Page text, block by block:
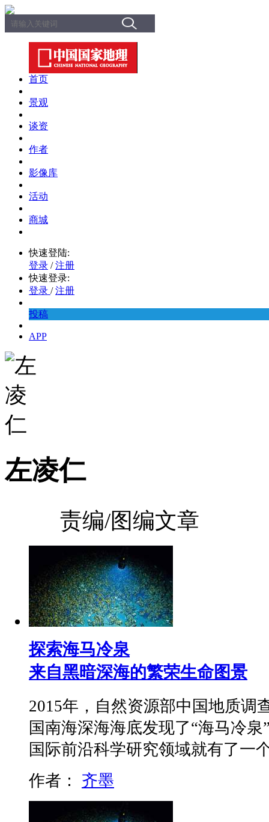
首页
景观
谈资
作者
影像库
活动
商城
快速登陆:
登录 / 注册
快速登录:
登录 / 注册
投稿
APP
左凌仁
责编/图编文章
探索海马冷泉
来自黑暗深海的繁荣生命图景
2015年，自然资源部中国地质调
国南海深海海底发现了“海马冷
国际前沿科学研究领域就有了
作者： 齐墨